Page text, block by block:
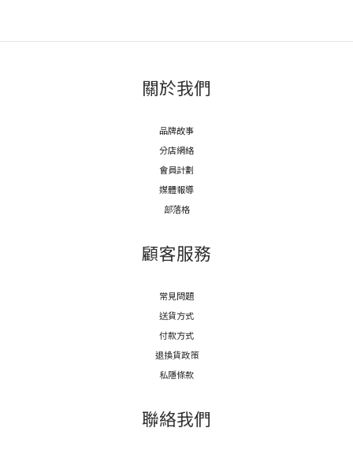
關於我們
品牌故事
分店網絡
會員計劃
媒體報導
部落格
顧客服務
常見問題
送貨方式
付款方式
退換貨政策
私隱條款
聯絡我們